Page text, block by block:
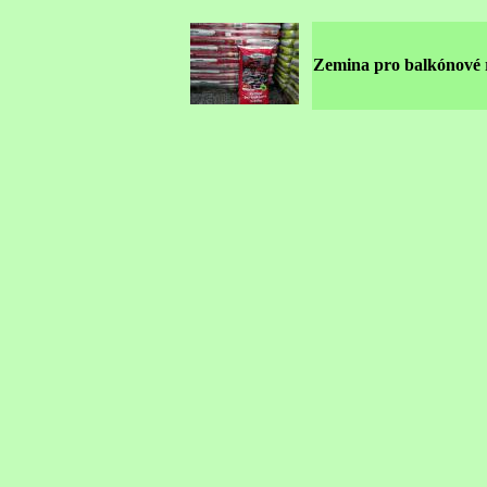
Zemina pro balkónové